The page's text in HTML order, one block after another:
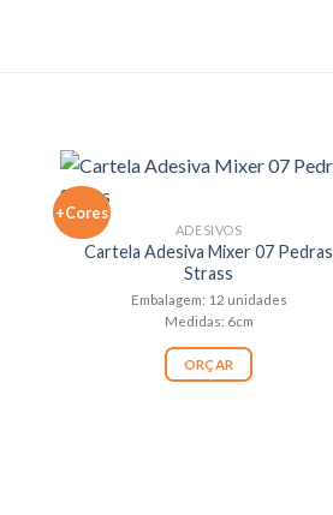
+Cores
ADESIVOS
Cartela Adesiva Mixer 07 Pedras
Strass
Embalagem: 12 unidades
Medidas: 6cm
ORÇAR